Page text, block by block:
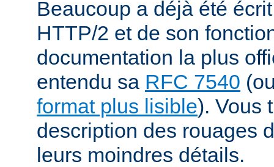
Beaucoup a déjà été
HTTP/2 et de son
documentation la plus
entendu sa RFC 7540
format plus lisible). Vous
description des rouages
leurs moindres détails.